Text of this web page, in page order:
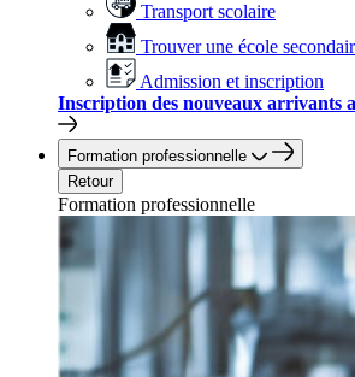
Transport scolaire
Trouver une école
Admission et inscription
Inscription des nouveaux arrivants
Formation professionnelle
Retour
Formation professionnelle